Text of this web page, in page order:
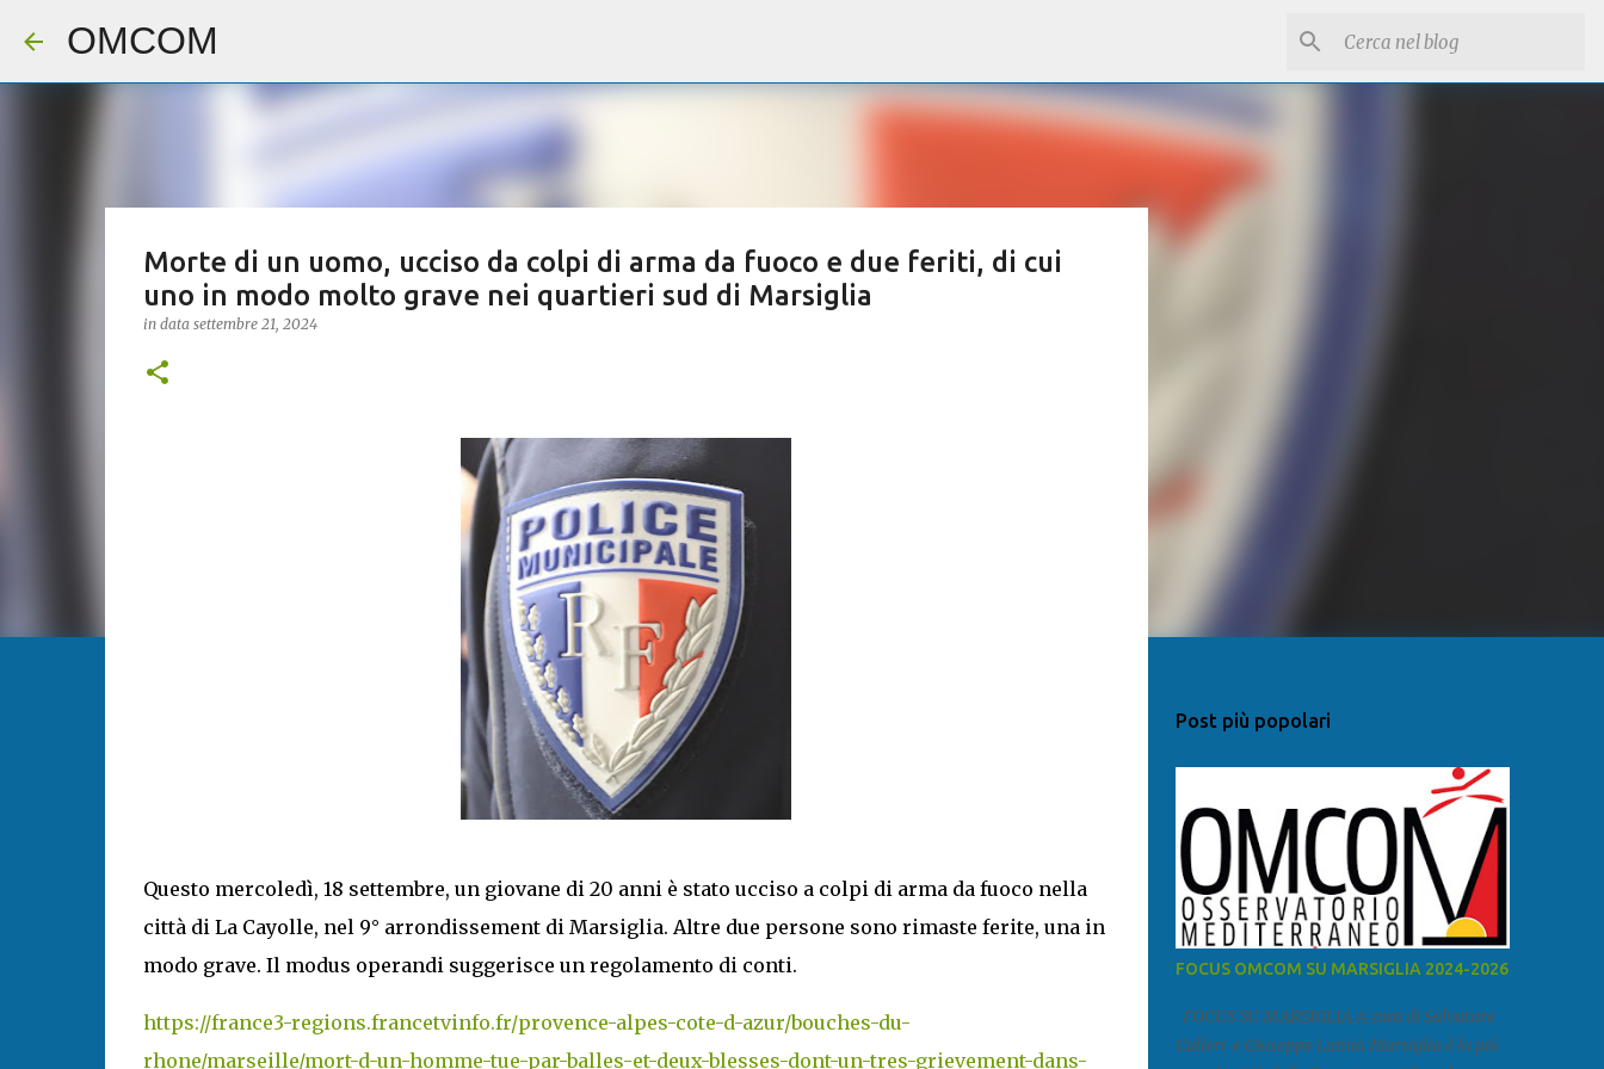
OMCOM
Morte di un uomo, ucciso da colpi di arma da fuoco e due feriti, di cui
uno in modo molto grave nei quartieri sud di Marsiglia
in data settembre 21, 2024
Questo mercoledì, 18 settembre, un giovane di 20 anni è stato ucciso a colpi di arma da fuoco nella
città di La Cayolle, nel 9° arrondissement di Marsiglia. Altre due persone sono rimaste ferite, una in
modo grave. Il modus operandi suggerisce un regolamento di conti.
https://france3-regions.francetvinfo.fr/provence-alpes-cote-d-azur/bouches-du-
rhone/marseille/mort-d-un-homme-tue-par-balles-et-deux-blesses-dont-un-tres-grievement-dans-
Post più popolari
FOCUS OMCOM SU MARSIGLIA 2024-2026
FOCUS SU MARSIGLIA A cura di Salvatore
Calleri e Giuseppe Lumia Marsiglia è la più